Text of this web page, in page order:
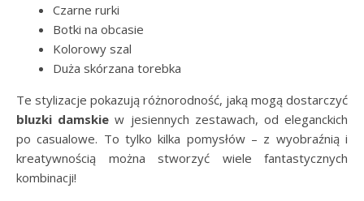
Czarne rurki
Botki na obcasie
Kolorowy szal
Duża skórzana torebka
Te stylizacje pokazują różnorodność, jaką mogą dostarczyć
bluzki damskie w jesiennych zestawach, od eleganckich
po casualowe. To tylko kilka pomysłów – z wyobraźnią i
kreatywnością można stworzyć wiele fantastycznych
kombinacji!